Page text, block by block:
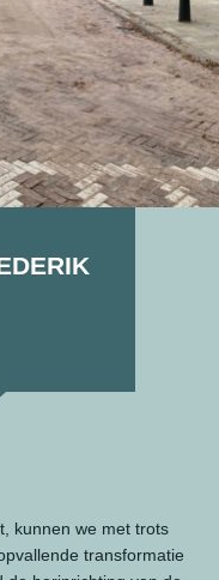
kunnen we met trots
transformatie